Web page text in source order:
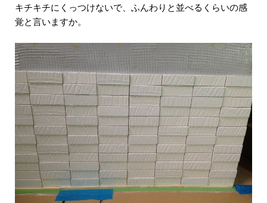
キチキチにくっつけないで、ふんわりと並べるくらいの感
覚と言いますか。